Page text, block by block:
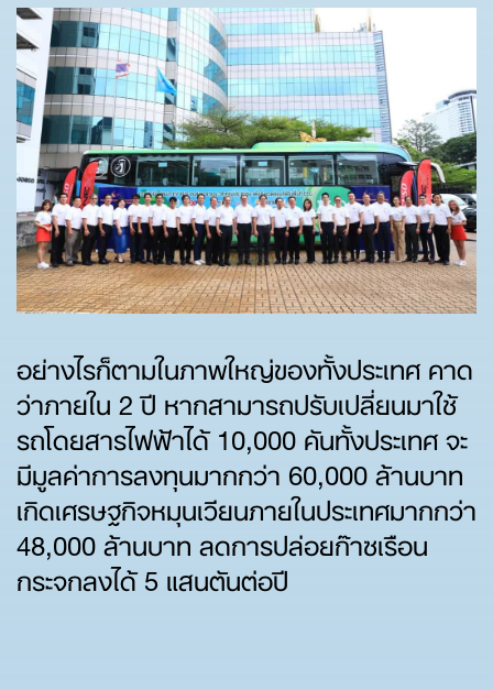
อย่างไรก็ตามในภาพใหญ่ของทั้งประเทศ คาด
ว่าภายใน 2 ปี หากสามารถปรับเปลี่ยนมาใช้
รถโดยสารไฟฟ้าได้ 10,000 คันทั้งประเทศ จะ
มีมูลค่าการลงทุนมากกว่า 60,000 ล้านบาท
เกิดเศรษฐกิจหมุนเวียนภายในประเทศมากกว่า
48,000 ล้านบาท ลดการปล่อยก๊าซเรือน
กระจกลงได้ 5 แสนตันต่อปี